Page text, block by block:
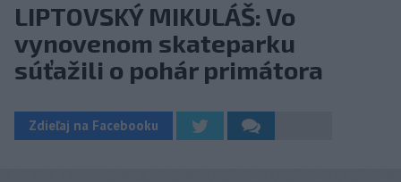
LIPTOVSKÝ MIKULÁŠ: Vo
vynovenom skateparku
súťažili o pohár primátora
Zdieľaj na Facebooku